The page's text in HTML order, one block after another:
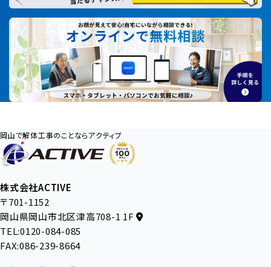
岡山で解体工事のことならアクティブ
株式会社ACTIVE
〒701-1152
岡山県岡山市北区津高708-1 1F
TEL:0120-084-085
FAX:086-239-8664